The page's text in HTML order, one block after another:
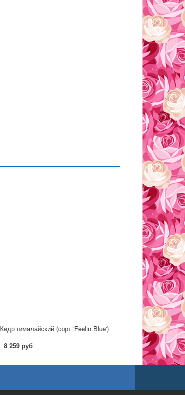
Кедр гималайский (сорт 'Feelin Blue')
8 259 руб